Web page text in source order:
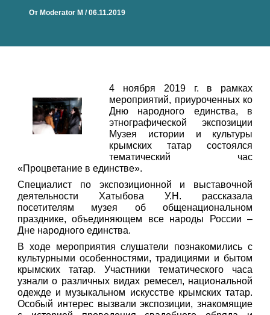
От Moderator M /06.11.2019
4 ноября 2019 г. в рамках
мероприятий, приуроченных ко
Дню народного единства, в
этнографической экспозиции
Музея истории и культуры
крымских татар состоялся
тематический час
«Процветание в единстве».
Специалист по экспозиционной и выставочной
деятельности Хатыбова У.Н. рассказала
посетителям музея об общенациональном
празднике, объединяющем все народы России –
Дне народного единства.
В ходе мероприятия слушатели познакомились с
культурными особенностями, традициями и бытом
крымских татар. Участники тематического часа
узнали о различных видах ремесел, национальной
одежде и музыкальном искусстве крымских татар.
Особый интерес вызвали экспозиции, знакомящие